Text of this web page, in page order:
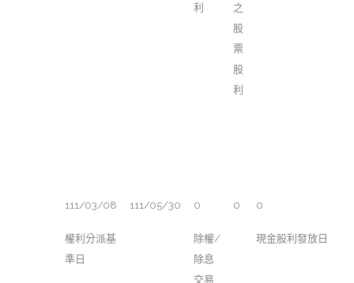
利
之
股
票
股
利
111/03/08 111/05/30 0 0 0
權利分派基
準日
除權/
除息
交易
現金股利發放日